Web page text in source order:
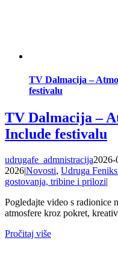
TV Dalmacija –
festivalu
TV Dalmacija –
Include festivalu
udrugafe_admnistracija
2026|Novosti, Udruga
gostovanja, tribine i prilozi|
Pogledajte video s radionice
atmosfere kroz pokret,
Pročitaj više